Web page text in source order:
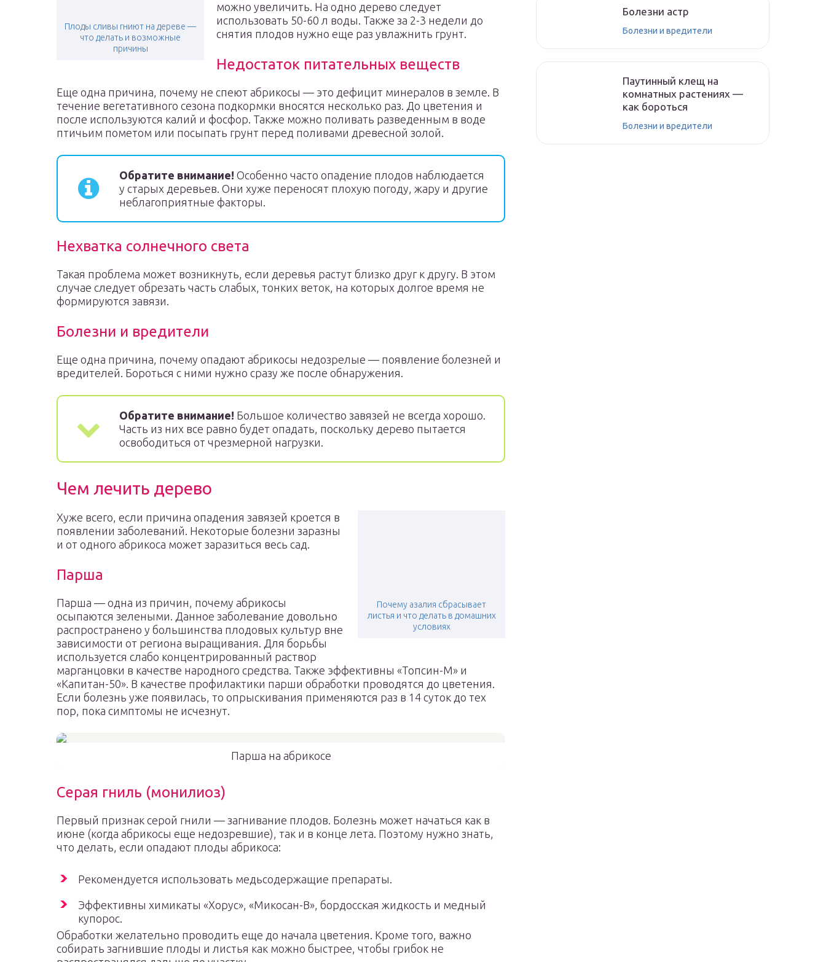
Плоды сливы гниют на дереве —
что делать и возможные
причины
можно увеличить. На одно дерево следует
использовать 50-60 л воды. Также за 2-3 недели до
снятия плодов нужно еще раз увлажнить грунт.
Недостаток питательных веществ
Еще одна причина, почему не спеют абрикосы — это дефицит минералов в земле. В
течение вегетативного сезона подкормки вносятся несколько раз. До цветения и
после используются калий и фосфор. Также можно поливать разведенным в воде
птичьим пометом или посыпать грунт перед поливами древесной золой.
Обратите внимание! Особенно часто опадение плодов наблюдается
у старых деревьев. Они хуже переносят плохую погоду, жару и другие
неблагоприятные факторы.
Нехватка солнечного света
Такая проблема может возникнуть, если деревья растут близко друг к другу. В этом
случае следует обрезать часть слабых, тонких веток, на которых долгое время не
формируются завязи.
Болезни и вредители
Еще одна причина, почему опадают абрикосы недозрелые — появление болезней и
вредителей. Бороться с ними нужно сразу же после обнаружения.
Обратите внимание! Большое количество завязей не всегда хорошо.
Часть из них все равно будет опадать, поскольку дерево пытается
освободиться от чрезмерной нагрузки.
Чем лечить дерево
Почему азалия сбрасывает
листья и что делать в домашних
условиях
Хуже всего, если причина опадения завязей кроется в
появлении заболеваний. Некоторые болезни заразны
и от одного абрикоса может заразиться весь сад.
Парша
Парша — одна из причин, почему абрикосы
осыпаются зелеными. Данное заболевание довольно
распространено у большинства плодовых культур вне
зависимости от региона выращивания. Для борьбы
используется слабо концентрированный раствор
марганцовки в качестве народного средства. Также эффективны «Топсин-М» и
«Капитан-50». В качестве профилактики парши обработки проводятся до цветения.
Если болезнь уже появилась, то опрыскивания применяются раз в 14 суток до тех
пор, пока симптомы не исчезнут.
Парша на абрикосе
Серая гниль (монилиоз)
Первый признак серой гнили — загнивание плодов. Болезнь может начаться как в
июне (когда абрикосы еще недозревшие), так и в конце лета. Поэтому нужно знать,
что делать, если опадают плоды абрикоса:
Рекомендуется использовать медьсодержащие препараты.
Эффективны химикаты «Хорус», «Микосан-В», бордосская жидкость и медный
купорос.
Обработки желательно проводить еще до начала цветения. Кроме того, важно
собирать загнившие плоды и листья как можно быстрее, чтобы грибок не
Болезни астр
Болезни и вредители
Паутинный клещ на
комнатных растениях —
как бороться
Болезни и вредители